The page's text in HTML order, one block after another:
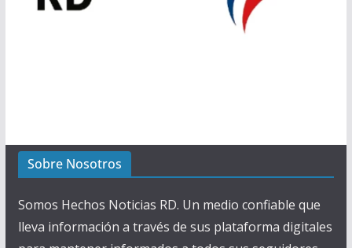
Sobre Nosotros
Somos Hechos Noticias RD. Un medio confiable que
lleva información a través de sus plataforma digitales